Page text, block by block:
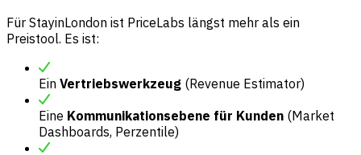
Für StayinLondon ist PriceLabs längst mehr als ein
Preistool. Es ist:
Ein Vertriebswerkzeug (Revenue Estimator)
Eine Kommunikationsebene für Kunden (Market
Dashboards, Perzentile)